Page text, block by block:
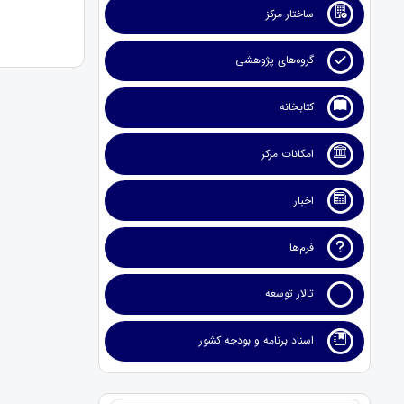
ساختار مرکز
گروه‌های پژوهشی
کتابخانه
امکانات مرکز
اخبار
فرم‌ها
تالار توسعه
اسناد برنامه و بودجه کشور